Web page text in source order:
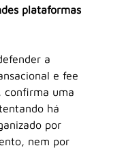
plataformas
a
e fee
confirma uma
há
por
nem por